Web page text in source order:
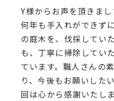
Y様からお声を頂きまし
何年も手入れができず
の庭木を、伐採してい
も、丁寧に掃除してい
ています。職人さんの
り、今後もお願いした
回は心から感謝いたしま